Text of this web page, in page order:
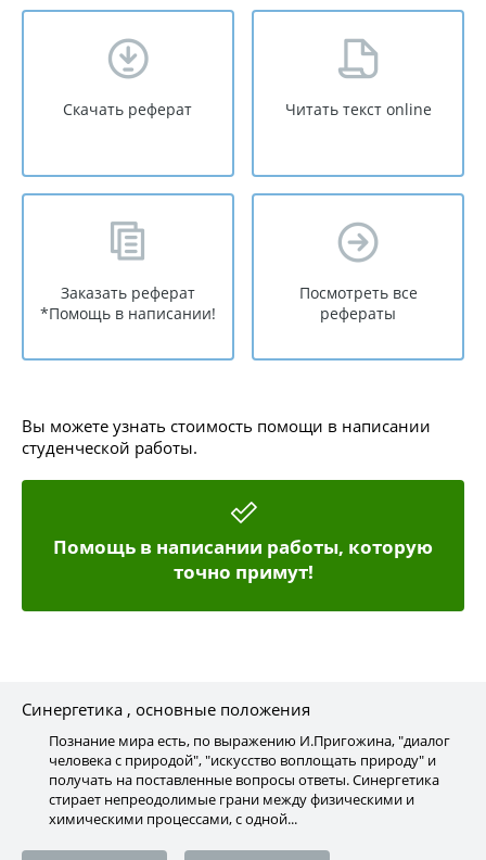
Скачать реферат Читать текст online
Заказать реферат
*Помощь в написании!
Посмотреть все
рефераты
Вы можете узнать стоимость помощи в написании
студенческой работы.
Помощь в написании работы, которую
точно примут!
Синергетика , основные положения
Познание мира есть, по выражению И.Пригожина, "диалог
человека с природой", "искусство воплощать природу" и
получать на поставленные вопросы ответы. Синергетика
стирает непреодолимые грани между физическими и
химическими процессами, с одной...